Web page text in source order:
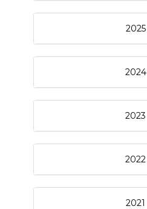
2025
2024
2023
2022
2021